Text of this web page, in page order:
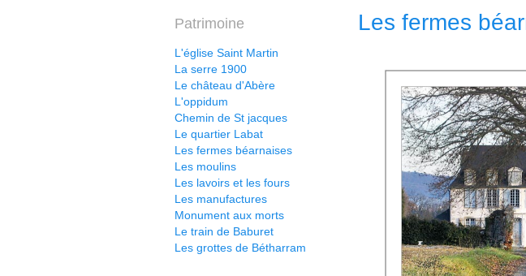
Les fermes
Patrimoine
L'église Saint Martin
La serre 1900
Le château d'Abère
L'oppidum
Chemin de St jacques
Le quartier Labat
Les fermes béarnaises
Les moulins
Les lavoirs et les fours
Les manufactures
Monument aux morts
Le train de Baburet
Les grottes de Bétharram